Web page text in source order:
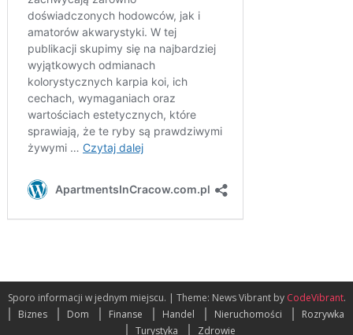
Sporo informacji w jednym miejscu. | Theme: News Vibrant by CodeVibrant.
Biznes
Dom Finanse Handel Nieruchomości
Rozrywka
Turystyka
Zdrowie